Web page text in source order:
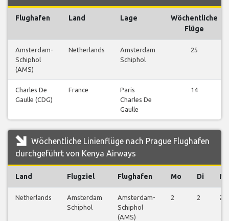
Flughafen Land Lage
Wöchentliche
Flüge
Amsterdam-
Schiphol
(AMS)
Netherlands
Amsterdam
Schiphol
25
Charles De
Gaulle (CDG)
France
Paris
Charles De
Gaulle
14
Wöchentliche Linienflüge nach Prague Flughafen
durchgeführt von Kenya Airways
Land Flugziel Flughafen Mo Di Mi
Netherlands
Amsterdam
Schiphol
Amsterdam-
Schiphol
(AMS)
2 2 2